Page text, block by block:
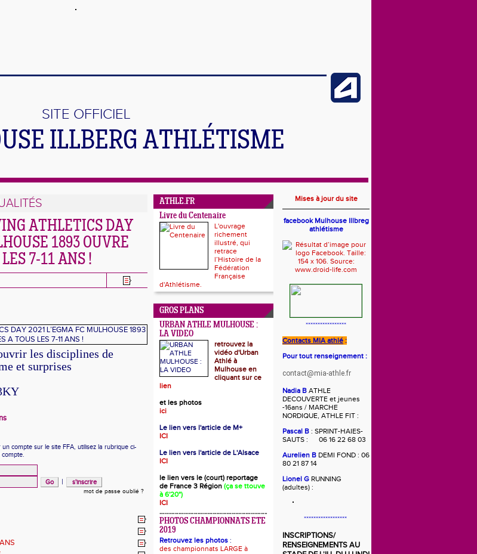
SITE OFFICIEL
ILLBERG ATHLÉTISME
ATHLETICS DAY
1893 OUVRE
7-11 ANS !
les disciplines de
et surprises
compte sur le site FFA, utilisez la rubrique ci-
|
mot de passe oublié ?
ATHLE.FR
Livre du Centenaire
L'ouvrage
richement
illustré, qui
retrace
l’Histoire de la
Fédération
Française
d'Athlétisme.
GROS PLANS
URBAN ATHLE MULHOUSE :
LA VIDEO
retrouvez la
vidéo d'Urban
Athlé à
Mulhouse en
cliquant sur ce
lien
et les photos
ici
Le lien vers l'article de M+
ICI
Le lien vers l'article de L'Alsace
ICI
le lien vers le (court) reportage
de France 3 Région (ça se ttouve
à 6'20")
ICI
PHOTOS CHAMPIONNATS ETE
2019
Retrouvez les photos :
des championnats LARGE à
Mises à jour du site
facebook Mulhouse Illbreg
athlétisme
*****************
Contacts MIA athlé :
Pour tout renseignement :
contact@mia-athle.fr
Nadia B ATHLE
DECOUVERTE et jeunes
-16ans / MARCHE
NORDIQUE, ATHLE FIT :
Pascal B : SPRINT-HAIES-
SAUTS : 06 16 22 68 03
Aurelien B DEMI FOND : 06
80 21 87 14
Lionel G RUNNING
(adultes) :
******************
INSCRIPTIONS/
RENSEIGNEMENTS AU